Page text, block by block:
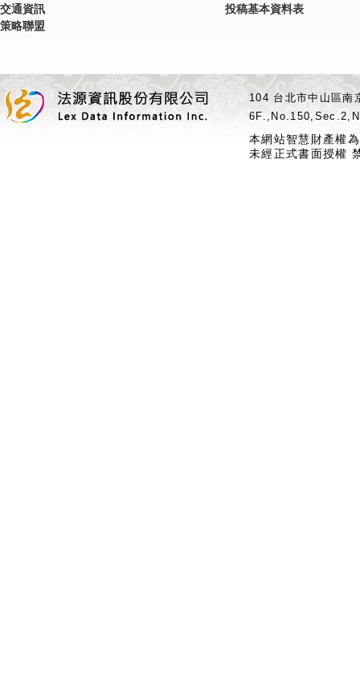
交通資訊
策略聯盟
投稿基本資料表
104 台北市中山區
本網站智慧財產權
未經正式書面授權